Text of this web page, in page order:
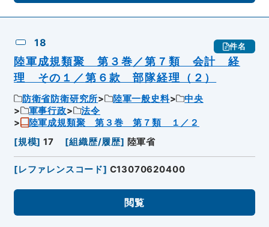
18 件名
陸軍成規類聚 第３巻／第７類 会計 経
理 その１／第６款 部隊経理（２）
防衛省防衛研究所 陸軍一般史料
中央
軍事行政
法令
陸軍成規類聚 第３巻 第７類 １／２
[規模] 17 [組織歴/履歴] 陸軍省
[レファレンスコード] C13070620400
閲覧